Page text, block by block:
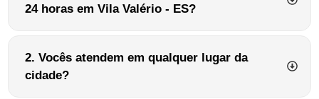
24 horas em Vila Valério - ES?
2. Vocês atendem em qualquer lugar da
cidade?